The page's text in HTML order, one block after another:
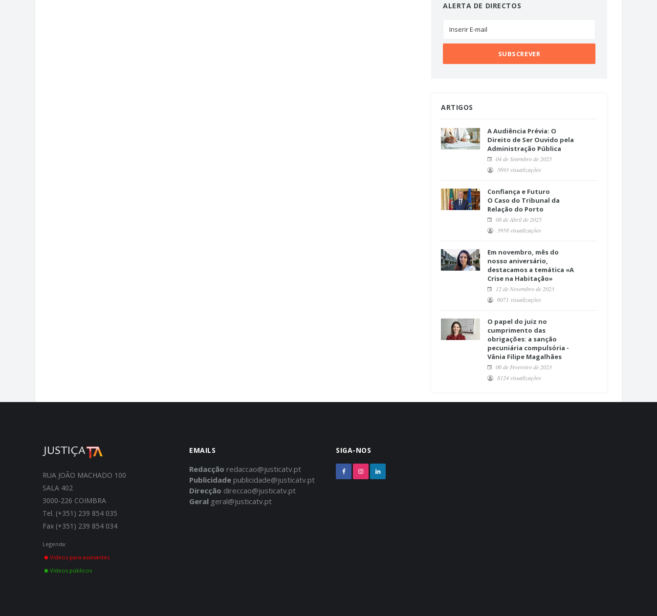
ALERTA DE DIRECTOS
ARTIGOS
A Audiência Prévia: O
Direito de Ser Ouvido pela
Administração Pública
04 de Setembro de 2025
5693 visualizações
Confiança e Futuro
O Caso do Tribunal da
Relação do Porto
08 de Abril de 2025
3958 visualizações
Em novembro, mês do
nosso aniversário,
destacamos a temática «A
Crise na Habitação»
12 de Novembro de 2023
6071 visualizações
O papel do juiz no
cumprimento das
obrigações: a sanção
pecuniária compulsória -
Vânia Filipe Magalhães
06 de Fevereiro de 2023
8124 visualizações
RUA JOÃO MACHADO 100
SALA 402
3000-226 COIMBRA
Tel. (+351) 239 854 035
Fax (+351) 239 854 034
Legenda:
Vídeos para assinantes
Vídeos públicos
EMAILS
Redacção redaccao@justicatv.pt
Publicidade publicidade@justicatv.pt
Direcção direccao@justicatv.pt
Geral geral@justicatv.pt
SIGA-NOS